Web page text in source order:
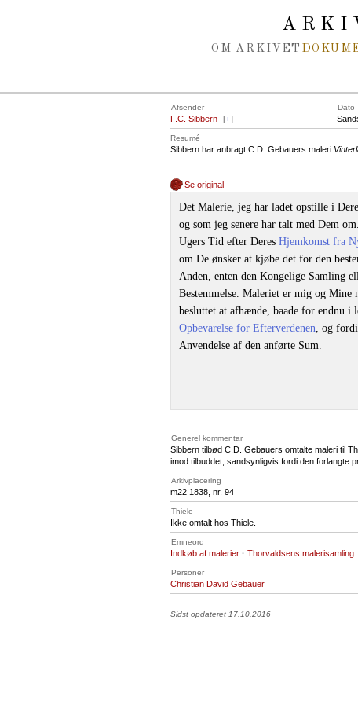
OM ARKIVET
Afsender Dato
F.C. Sibbern [+]
Resumé
Sibbern har anbragt C.D. Gebauers maleri
Se original
Det Malerie, jeg har ladet opstille i
og som jeg senere har talt med Dem
Ugers Tid efter Deres Hjemkomst fra
om De ønsker at kjøbe det for den
Anden, enten den Kongelige Samling
Bestemmelse. Maleriet er mig og Mine
besluttet at afhænde, baade for endnu i
Opbevarelse for Efterverdenen, og
Anvendelse af den anførte Sum.
Generel kommentar
Sibbern tilbød C.D. Gebauers omtalte maleri til
imod tilbuddet, sandsynligvis fordi den forlangte
Arkivplacering
m22 1838, nr. 94
Thiele
Ikke omtalt hos Thiele.
Emneord
Indkøb af malerier · Thorvaldsens malerisamling
Personer
Christian David Gebauer
Sidst opdateret 17.10.2016